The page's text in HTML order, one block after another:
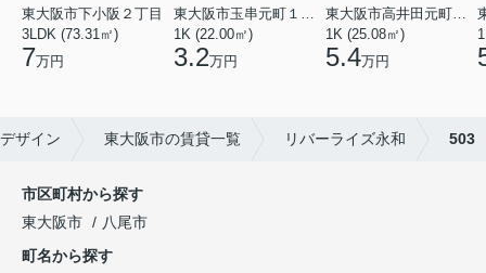
東大阪市下小阪２丁目
3LDK (73.31㎡)
7万円
東大阪市玉串元町１丁目
1K (22.00㎡)
3.2万円
1K (25.08㎡)
5.4万円
ザイン 東大阪市の賃貸一覧 リバーライズ永和 503
市区町村から探す
東大阪市
八尾市
町名から探す